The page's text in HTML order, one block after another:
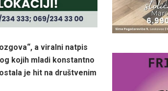
a viralni natpis
kojih mladi konstantno
je hit na društvenim